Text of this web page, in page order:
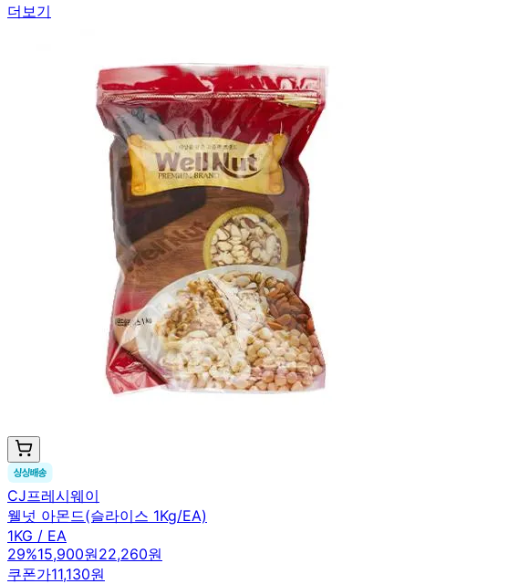
더보기
CJ프레시웨이
웰넛 아몬드(슬라이스 1Kg/EA)
1KG / EA
29%15,900원22,260원
쿠폰가11,130원